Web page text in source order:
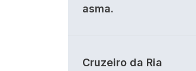
asma.
Cruzeiro da Ria